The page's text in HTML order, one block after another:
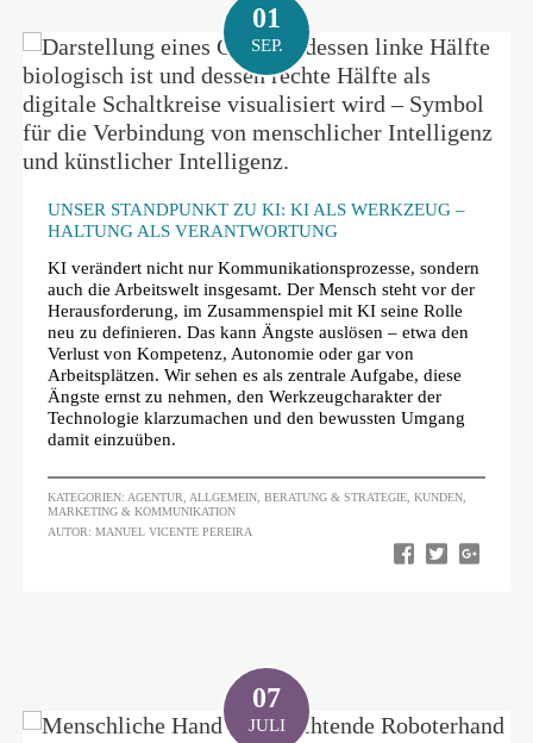
01
SEP.
UNSER STANDPUNKT ZU KI: KI ALS WERKZEUG –
HALTUNG ALS VERANTWORTUNG
KI verändert nicht nur Kommunikationsprozesse, sondern
auch die Arbeitswelt insgesamt. Der Mensch steht vor der
Herausforderung, im Zusammenspiel mit KI seine Rolle
neu zu definieren. Das kann Ängste auslösen – etwa den
Verlust von Kompetenz, Autonomie oder gar von
Arbeitsplätzen. Wir sehen es als zentrale Aufgabe, diese
Ängste ernst zu nehmen, den Werkzeugcharakter der
Technologie klarzumachen und den bewussten Umgang
damit einzuüben.
KATEGORIEN: AGENTUR ALLGEMEIN, BERATUNG & STRATEGIE, KUNDEN,
MARKETING & KOMMUNIKATION
AUTOR: MANUEL VICENTE PEREIRA
07
JULI